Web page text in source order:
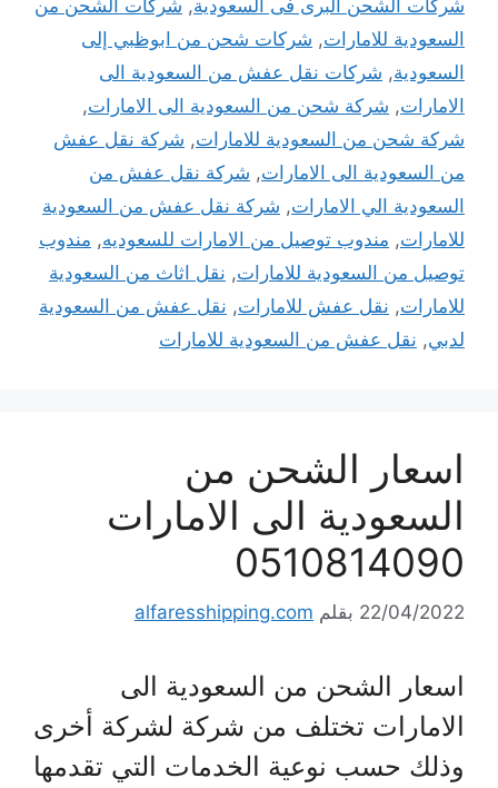
شركات الشحن البرى فى السعودية, شركات الشحن من
السعودية للامارات, شركات شحن من ابوظبي إلى
السعودية, شركات نقل عفش من السعودية الى
الامارات, شركة شحن من السعودية الى الامارات,
شركة شحن من السعودية للامارات, شركة نقل عفش
من السعودية الى الامارات, شركة نقل عفش من
السعودية الي الامارات, شركة نقل عفش من السعودية
للامارات, مندوب توصيل من الامارات للسعوديه, مندوب
توصيل من السعودية للامارات, نقل اثاث من السعودية
للامارات, نقل عفش للامارات, نقل عفش من السعودية
لدبي, نقل عفش من السعودية للامارات
اسعار الشحن من
السعودية الى الامارات
0510814090
22/04/2022 بقلم alfaresshipping.com
اسعار الشحن من السعودية الى
الامارات تختلف من شركة لشركة أخرى
وذلك حسب نوعية الخدمات التي تقدمها